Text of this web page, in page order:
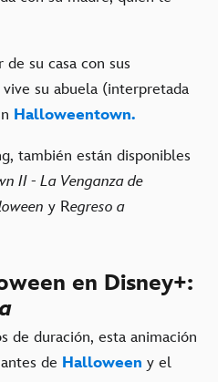
su casa con sus
su abuela (interpretada
Halloweentown.
también están disponibles
II - La Venganza de
y Regreso a
en Disney+:
de duración, esta animación
de Halloween y el